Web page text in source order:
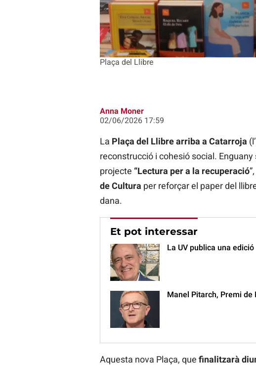
Plaça del Llibre
Anna Moner
02/06/2026 17:59
La Plaça del Llibre arriba a Catarroja
reconstrucció i cohesió social.
projecte “Lectura per a la recuperació
de Cultura per reforçar el paper del
dana.
Et pot interessar
La UV publica una
Manel Pitarch, Premi de
Aquesta nova Plaça, que finalitzarà